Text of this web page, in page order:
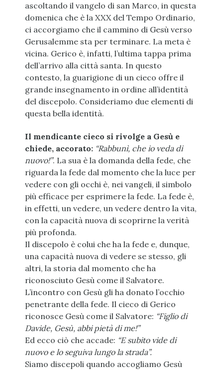
ascoltando il vangelo di san Marco, in questa
domenica che è la XXX del Tempo Ordinario,
ci accorgiamo che il cammino di Gesù verso
Gerusalemme sta per terminare. La meta è
vicina. Gerico è, infatti, l’ultima tappa prima
dell’arrivo alla città santa. In questo
contesto, la guarigione di un cieco offre il
grande insegnamento in ordine all’identità
del discepolo. Consideriamo due elementi di
questa bella identità.
Il mendicante cieco si rivolge a Gesù e
chiede, accorato: “Rabbunì, che io veda di
nuovo!”. La sua è la domanda della fede, che
riguarda la fede dal momento che la luce per
vedere con gli occhi è, nei vangeli, il simbolo
più efficace per esprimere la fede. La fede è,
in effetti, un vedere, un vedere dentro la vita,
con la capacità nuova di scoprirne la verità
più profonda.
Il discepolo è colui che ha la fede e, dunque,
una capacità nuova di vedere se stesso, gli
altri, la storia dal momento che ha
riconosciuto Gesù come il Salvatore.
L’incontro con Gesù gli ha donato l’occhio
penetrante della fede. Il cieco di Gerico
riconosce Gesù come il Salvatore: “Figlio di
Davide, Gesù, abbi pietà di me!”
Ed ecco ciò che accade: “E subito vide di
nuovo e lo seguiva lungo la strada”.
Siamo discepoli quando accogliamo Gesù